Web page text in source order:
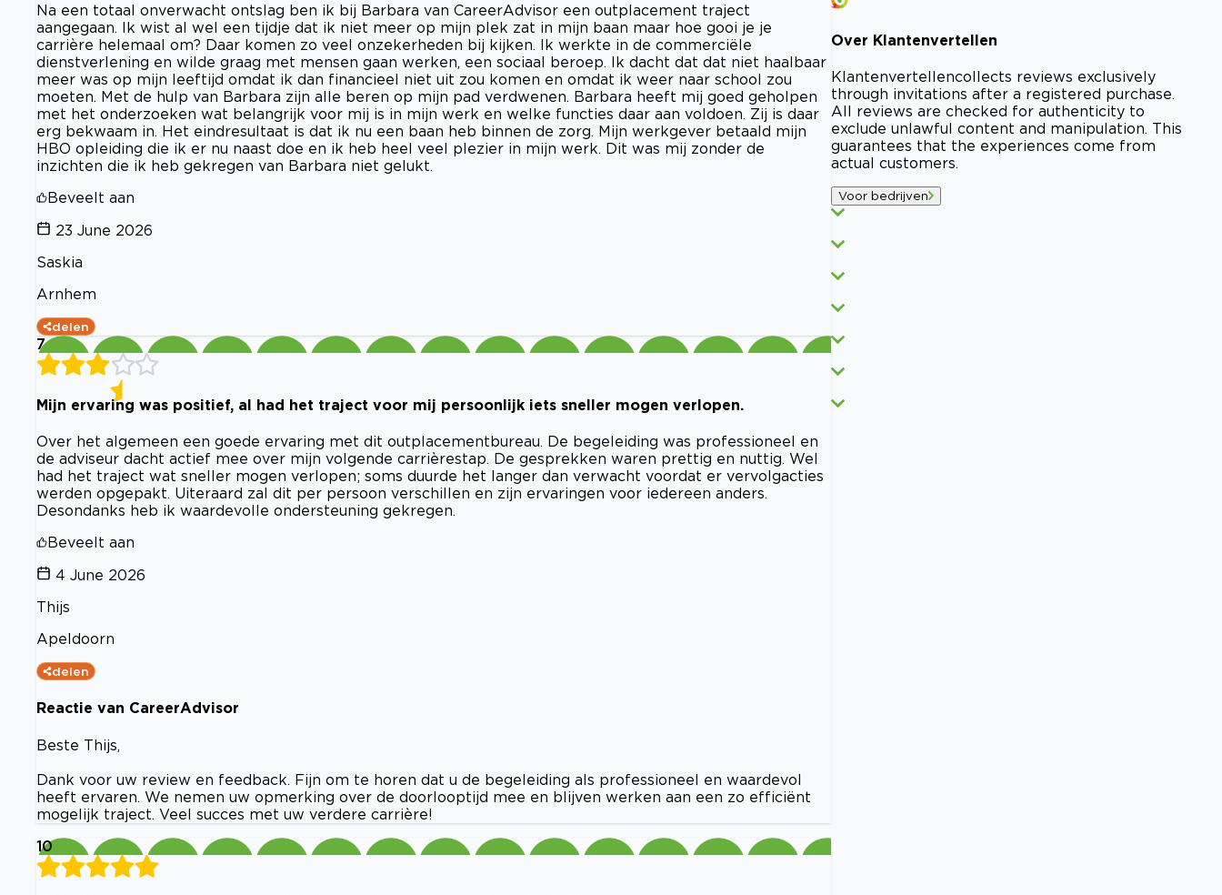
Na een totaal onverwacht ontslag ben ik bij Barbara van CareerAdvisor een outplacement traject
aangegaan. Ik wist al wel een tijdje dat ik niet meer op mijn plek zat in mijn baan maar hoe gooi je je
carrière helemaal om? Daar komen zo veel onzekerheden bij kijken. Ik werkte in de commerciële
dienstverlening en wilde graag met mensen gaan werken, een sociaal beroep. Ik dacht dat dat niet haalbaar
meer was op mijn leeftijd omdat ik dan financieel niet uit zou komen en omdat ik weer naar school zou
moeten. Met de hulp van Barbara zijn alle beren op mijn pad verdwenen. Barbara heeft mij goed geholpen
met het onderzoeken wat belangrijk voor mij is in mijn werk en welke functies daar aan voldoen. Zij is daar
erg bekwaam in. Het eindresultaat is dat ik nu een baan heb binnen de zorg. Mijn werkgever betaald mijn
HBO opleiding die ik er nu naast doe en ik heb heel veel plezier in mijn werk. Dit was mij zonder de
inzichten die ik heb gekregen van Barbara niet gelukt.
Beveelt aan
23 June 2026
Saskia
Arnhem
delen
7
Mijn ervaring was positief, al had het traject voor mij persoonlijk iets sneller mogen verlopen.
Over het algemeen een goede ervaring met dit outplacementbureau. De begeleiding was professioneel en
de adviseur dacht actief mee over mijn volgende carrièrestap. De gesprekken waren prettig en nuttig. Wel
had het traject wat sneller mogen verlopen; soms duurde het langer dan verwacht voordat er vervolgacties
werden opgepakt. Uiteraard zal dit per persoon verschillen en zijn ervaringen voor iedereen anders.
Desondanks heb ik waardevolle ondersteuning gekregen.
Beveelt aan
4 June 2026
Thijs
Apeldoorn
delen
Reactie van CareerAdvisor
Beste Thijs,
Dank voor uw review en feedback. Fijn om te horen dat u de begeleiding als professioneel en waardevol
heeft ervaren. We nemen uw opmerking over de doorlooptijd mee en blijven werken aan een zo efficiënt
mogelijk traject. Veel succes met uw verdere carrière!
10
Over Klantenvertellen
Klantenvertellencollects reviews exclusively
through invitations after a registered purchase.
All reviews are checked for authenticity to
exclude unlawful content and manipulation. This
guarantees that the experiences come from
actual customers.
Voor bedrijven